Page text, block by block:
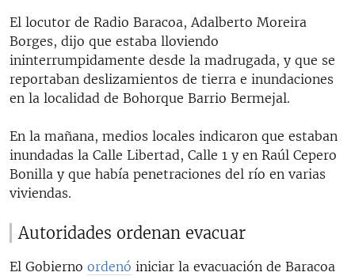
El locutor de Radio Baracoa, Adalberto Moreira
Borges, dijo que estaba lloviendo
ininterrumpidamente desde la madrugada, y que se
reportaban deslizamientos de tierra e inundaciones
en la localidad de Bohorque Barrio Bermejal.
En la mañana, medios locales indicaron que estaban
inundadas la Calle Libertad, Calle 1 y en Raúl Cepero
Bonilla y que había penetraciones del río en varias
viviendas.
Autoridades ordenan evacuar
El Gobierno ordenó iniciar la evacuación de Baracoa